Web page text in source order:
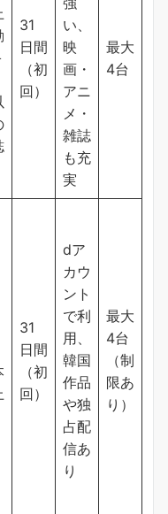
31
日間
（初
回）
い、
映
画・
アニ
メ・
雑誌
も充
実
最大
4台
31
日間
（初
回）
dア
カウ
ント
で利
用、
韓国
作品
や独
占配
信あ
り
最大
4台
（制
限あ
り）